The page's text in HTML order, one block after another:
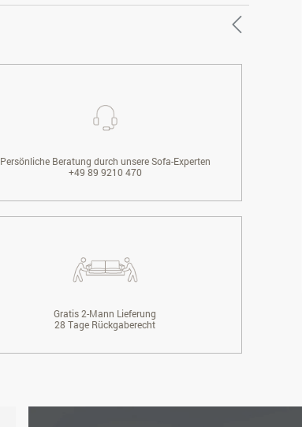
Persönliche Beratung durch unsere Sofa-Experten
+49 89 9210 470
Gratis 2-Mann Lieferung
28 Tage Rückgaberecht